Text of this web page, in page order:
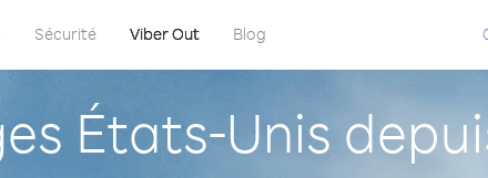
Sécurité Viber Out Blog
États-Unis